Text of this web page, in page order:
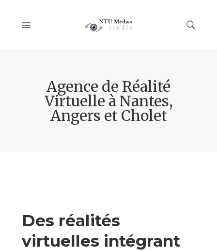
Agence de Réalité
Virtuelle à Nantes,
Angers et Cholet
Des réalités
virtuelles intégrant